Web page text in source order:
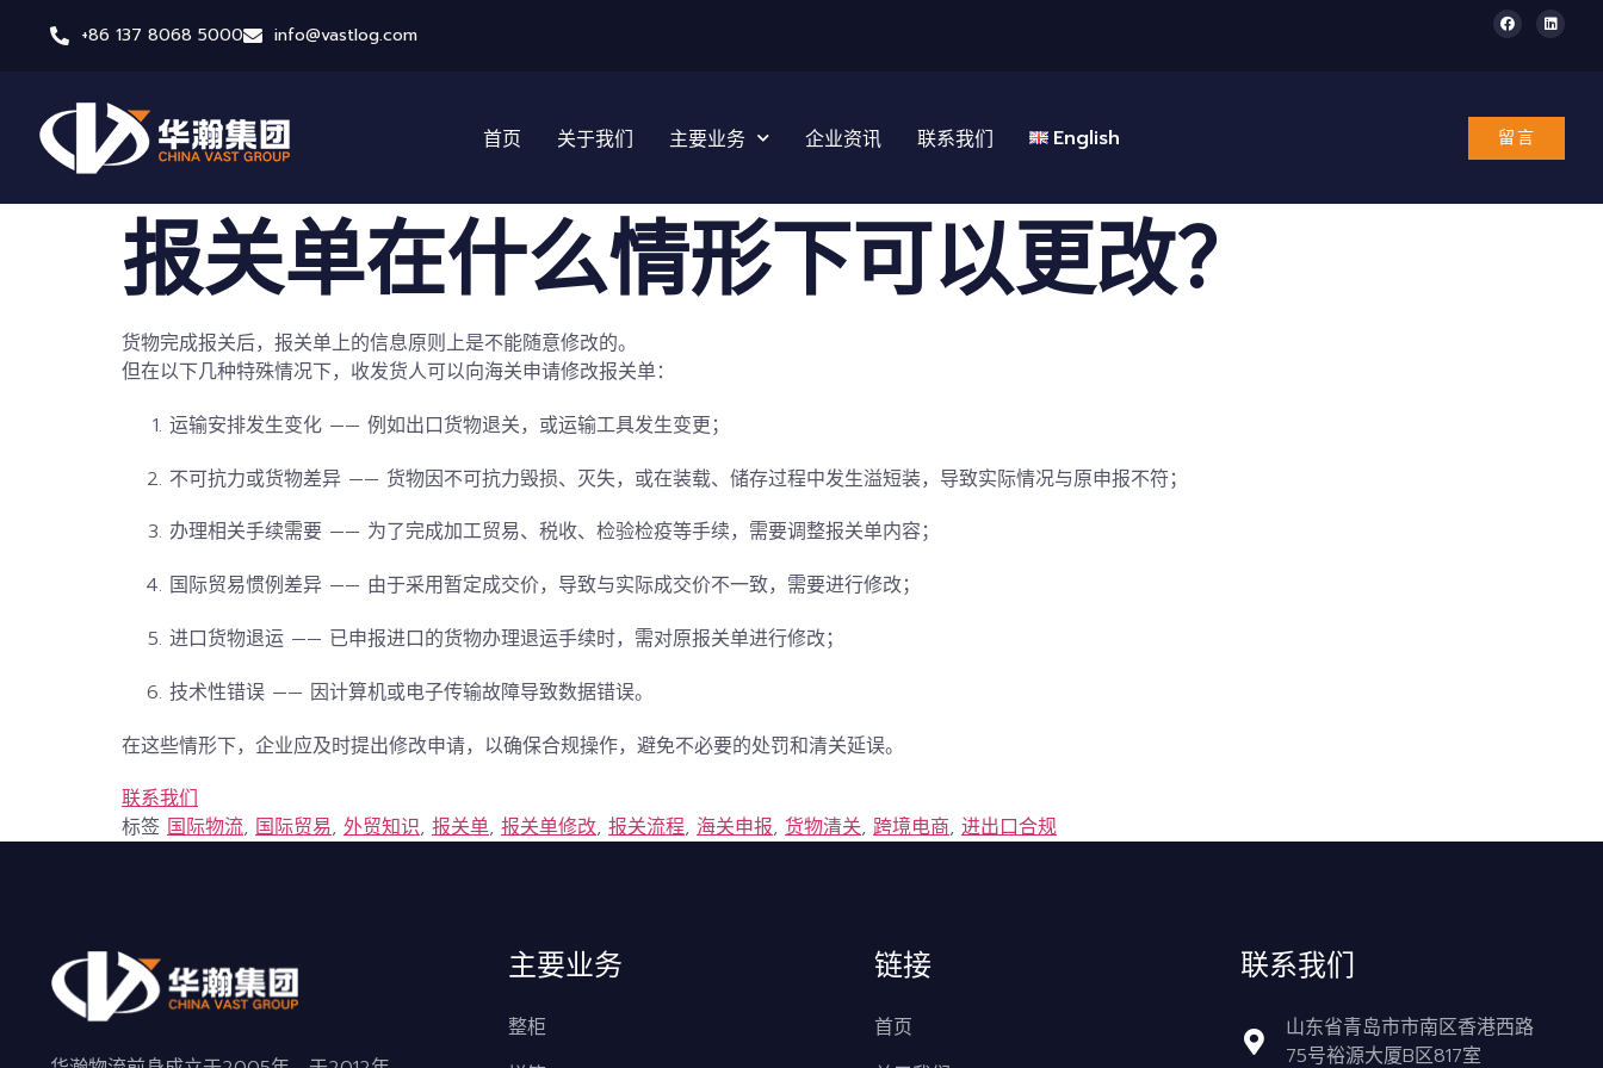
+86 137 8068 5000 info@vastlog.com
首页 关于我们 主要业务 企业资讯 联系我们 English 留言
报关单在什么情形下可以更改？
货物完成报关后，报关单上的信息原则上是不能随意修改的。
但在以下几种特殊情况下，收发货人可以向海关申请修改报关单：
运输安排发生变化 —— 例如出口货物退关，或运输工具发生变更；
不可抗力或货物差异 —— 货物因不可抗力毁损、灭失，或在装载、储存过程中发生溢短装，导致实际情况与原申报不符；
办理相关手续需要 —— 为了完成加工贸易、税收、检验检疫等手续，需要调整报关单内容；
国际贸易惯例差异 —— 由于采用暂定成交价，导致与实际成交价不一致，需要进行修改；
进口货物退运 —— 已申报进口的货物办理退运手续时，需对原报关单进行修改；
技术性错误 —— 因计算机或电子传输故障导致数据错误。
在这些情形下，企业应及时提出修改申请，以确保合规操作，避免不必要的处罚和清关延误。
联系我们
标签 国际物流, 国际贸易, 外贸知识, 报关单, 报关单修改, 报关流程, 海关申报, 货物清关, 跨境电商, 进出口合规
主要业务
整柜
链接
首页
联系我们
山东省青岛市市南区香港西路
75号裕源大厦B区817室